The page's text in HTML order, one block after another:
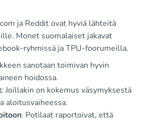
ja Reddit ovat hyviä lähteitä
Monet suomalaiset jakavat
ryhmissä ja TPU-foorumeilla.
sanotaan toimivan hyvin
hoidossa.
: Joillakin on kokemus väsymyksestä
aloitusvaiheessa.
: Potilaat raportoivat, että